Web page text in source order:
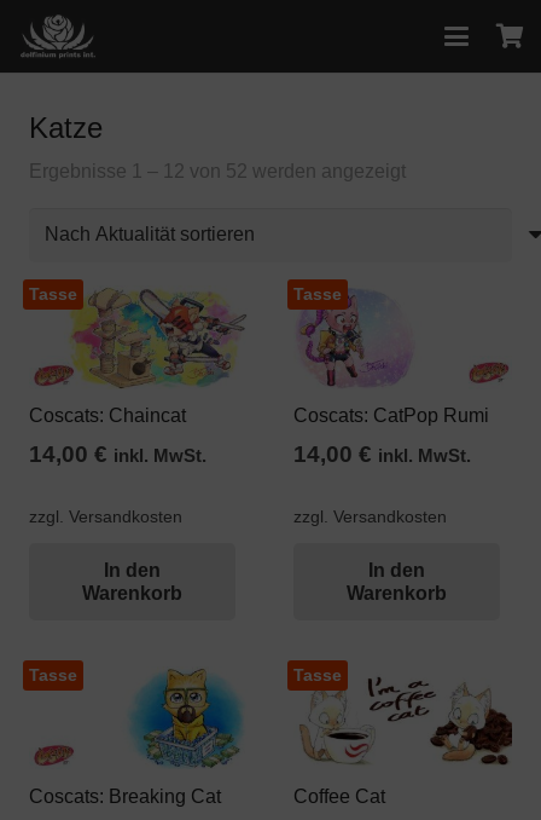
Katze
Ergebnisse 1 – 12 von 52 werden angezeigtNach
Tasse
Coscats: Chaincat
14,00 € inkl. MwSt.
zzgl. Versandkosten
In den
Warenkorb
Tasse
Coscats: CatPop Rumi
14,00€ inkl. MwSt.
zzgl. Versandkosten
In den
Warenkorb
Tasse
Coscats: Breaking Cat
Tasse
Coffee Cat